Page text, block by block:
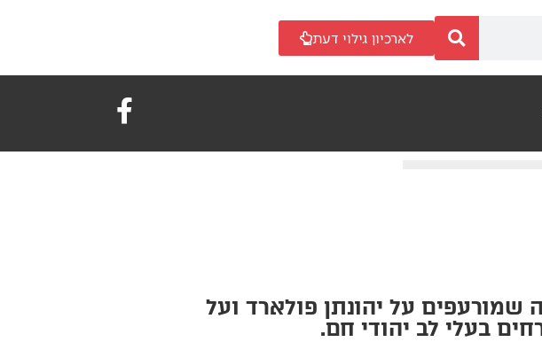
לארכיון גילוי דעת
על יהונתן פולארד ועל
בעלי לב יהודי חם.